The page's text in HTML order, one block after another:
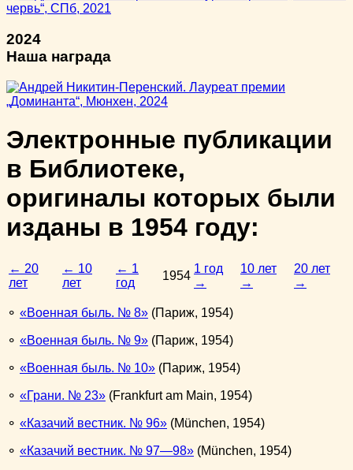
2024
Наша награда
Электронные публикации
в Библиотеке,
оригиналы которых были
изданы в 1954 году:
← 20
лет
← 10
лет
← 1
год
1954
1 год
→
10 лет
→
20 лет
→
⚬ Военная быль. № 8 (Париж, 1954)
⚬ Военная быль. № 9 (Париж, 1954)
⚬ Военная быль. № 10 (Париж, 1954)
⚬ Грани. № 23 (Frankfurt am Main, 1954)
⚬ Казачий вестник. № 96 (München, 1954)
⚬ Казачий вестник. № 97—98 (München, 1954)